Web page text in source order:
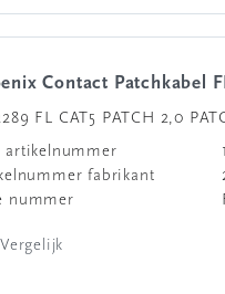
Contact Patchkabel
FL CAT5 PATCH 2,0
artikelnummer
fabrikant
nummer
Vergelijk